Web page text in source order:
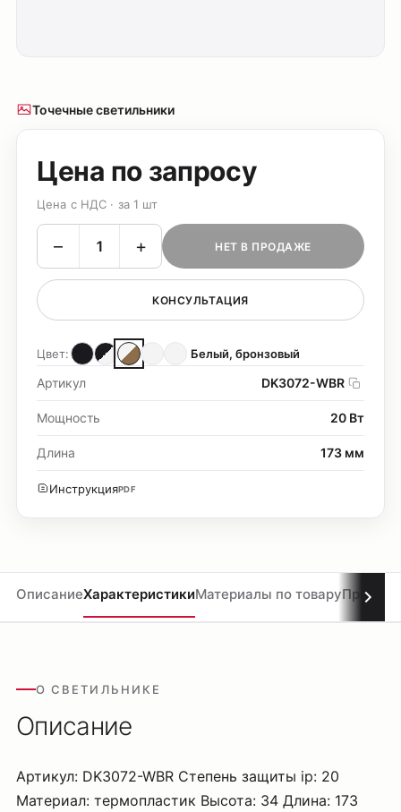
Точечные светильники
Цена по запросу
Цена с НДС · за 1 шт
– + НЕТ В ПРОДАЖЕ
КОНСУЛЬТАЦИЯ
Цвет: Белый, бронзовый
Артикул DK3072-WBR
Мощность 20 Вт
Длина 173 мм
ИнструкцияPDF
ОписаниеХарактеристикиМатериалы по товару
О СВЕТИЛЬНИКЕ
Описание
Артикул: DK3072-WBR Степень защиты ip: 20
Материал: термопластик Высота: 34 Длина: 173